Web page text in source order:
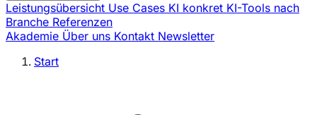
Leistungsübersicht Use Cases KI konkret KI-Tools nach
Branche Referenzen
Akademie Über uns Kontakt Newsletter
Start